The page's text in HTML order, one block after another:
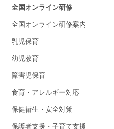
全国オンライン研修
全国オンライン研修案内
乳児保育
幼児教育
障害児保育
食育・アレルギー対応
保健衛生・安全対策
保護者支援・子育て支援